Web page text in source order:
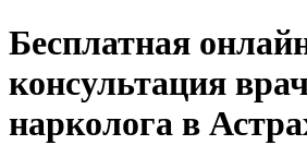
Бесплатная
консультация
нарколога в